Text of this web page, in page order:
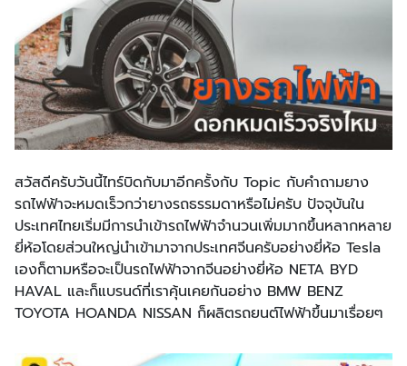
สวัสดีครับวันนี้ไทร์บิดกับมาอีกครั้งกับ Topic กับคำถามยาง
รถไฟฟ้าจะหมดเร็วกว่ายางรถธรรมดาหรือไม่ครับ ปัจจุบันใน
ประเทศไทยเริ่มมีการนำเข้ารถไฟฟ้าจำนวนเพิ่มมากขึ้นหลากหลาย
ยี่ห้อโดยส่วนใหญ่นำเข้ามาจากประเทศจีนครับอย่างยี่ห้อ Tesla
เองก็ตามหรือจะเป็นรถไฟฟ้าจากจีนอย่างยี่ห้อ NETA BYD
HAVAL และก็แบรนด์ที่เราคุ้นเคยกันอย่าง BMW BENZ
TOYOTA HOANDA NISSAN ก็ผลิตรถยนต์ไฟฟ้าขึ้นมาเรื่อยๆ